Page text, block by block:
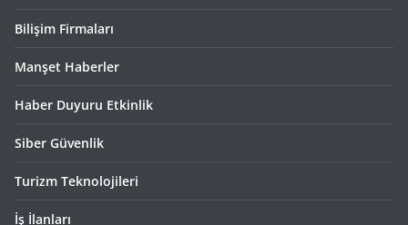
Bilişim Firmaları
Manşet Haberler
Haber Duyuru Etkinlik
Siber Güvenlik
Turizm Teknolojileri
İş İlanları